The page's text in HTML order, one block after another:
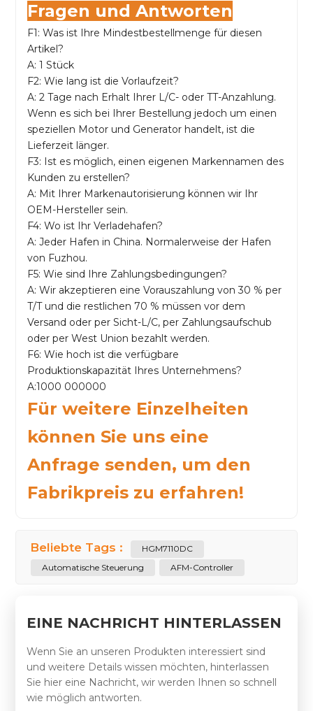
Fragen und Antworten
F1: Was ist Ihre Mindestbestellmenge für diesen
Artikel?
A: 1 Stück
F2: Wie lang ist die Vorlaufzeit?
A: 2 Tage nach Erhalt Ihrer L/C- oder TT-Anzahlung.
Wenn es sich bei Ihrer Bestellung jedoch um einen
speziellen Motor und Generator handelt, ist die
Lieferzeit länger.
F3: Ist es möglich, einen eigenen Markennamen des
Kunden zu erstellen?
A: Mit Ihrer Markenautorisierung können wir Ihr
OEM-Hersteller sein.
F4: Wo ist Ihr Verladehafen?
A: Jeder Hafen in China. Normalerweise der Hafen
von Fuzhou.
F5: Wie sind Ihre Zahlungsbedingungen?
A: Wir akzeptieren eine Vorauszahlung von 30 % per
T/T und die restlichen 70 % müssen vor dem
Versand oder per Sicht-L/C, per Zahlungsaufschub
oder per West Union bezahlt werden.
F6: Wie hoch ist die verfügbare
Produktionskapazität Ihres Unternehmens?
A:1000 000000
Für weitere Einzelheiten
können Sie uns eine
Anfrage senden, um den
Fabrikpreis zu erfahren!
Beliebte Tags :
HGM7110DC
Automatische Steuerung
AFM-Controller
EINE NACHRICHT HINTERLASSEN
Wenn Sie an unseren Produkten interessiert sind
und weitere Details wissen möchten, hinterlassen
Sie hier eine Nachricht, wir werden Ihnen so schnell
wie möglich antworten.